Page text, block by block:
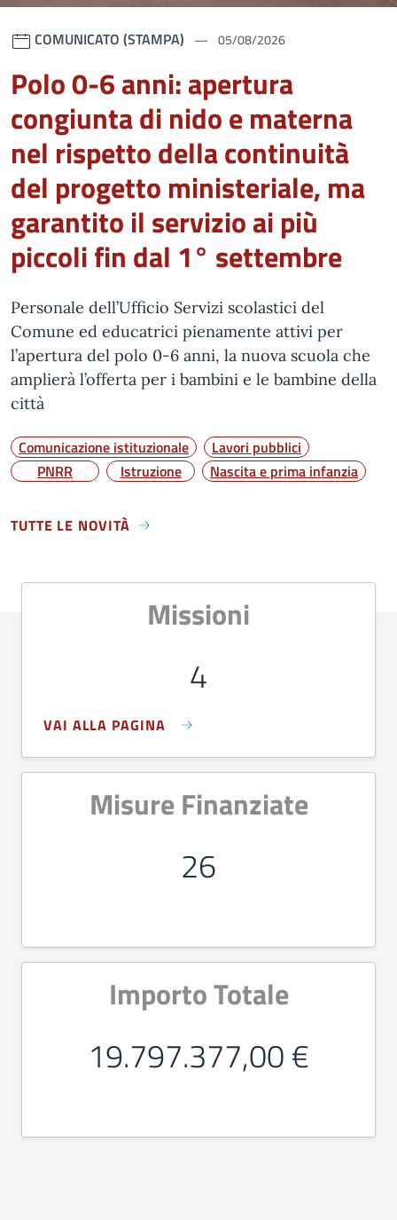
COMUNICATO (STAMPA) 05/08/2026
Polo 0-6 anni: apertura
congiunta di nido e materna
nel rispetto della continuità
del progetto ministeriale, ma
garantito il servizio ai più
piccoli fin dal 1° settembre
Personale dell’Ufficio Servizi scolastici del
Comune ed educatrici pienamente attivi per
l’apertura del polo 0-6 anni, la nuova scuola che
amplierà l’offerta per i bambini e le bambine della
città
Comunicazione istituzionale
Lavori pubblici
PNRR
Istruzione Nascita e prima infanzia
TUTTE LE NOVITÀ
Missioni
4
VAI ALLA PAGINA
Misure Finanziate
26
Importo Totale
19.797.377,00 €